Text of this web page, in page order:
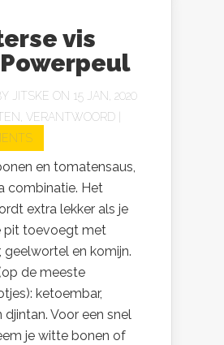
vis
JITSKE ON 15 JAN, 2020
, VERANTWOORD
en tomatensaus,
combinatie. Het
extra lekker als je
pit toevoegt met
geelwortel en komijn.
de meeste
ketoembar,
djintan. Voor een snel
je witte bonen of